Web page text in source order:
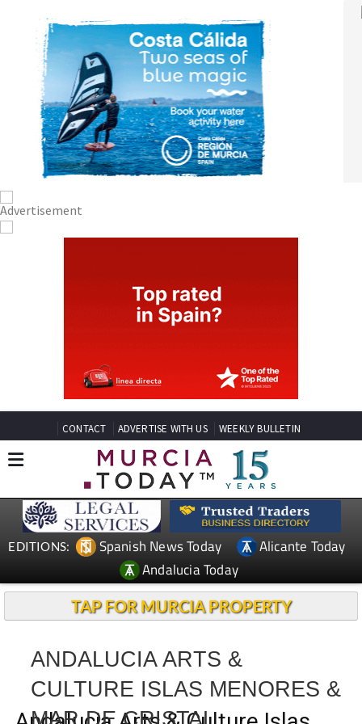
CONTACT ADVERTISE WITH US WEEKLY BULLETIN
EDITIONS: Spanish News Today
Alicante Today
Andalucia Today
TAP FOR MURCIA PROPERTY
ANDALUCIA ARTS &
CULTURE ISLAS MENORES &
MAR DE CRISTAL